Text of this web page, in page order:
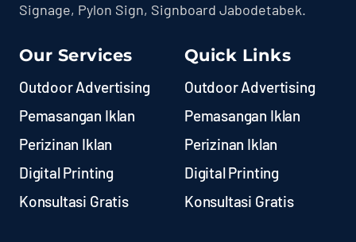
Signage, Pylon Sign, Signboard Jabodetabek.
Our Services
Outdoor Advertising
Pemasangan Iklan
Perizinan Iklan
Digital Printing
Konsultasi Gratis
Quick Links
Outdoor Advertising
Pemasangan Iklan
Perizinan Iklan
Digital Printing
Konsultasi Gratis